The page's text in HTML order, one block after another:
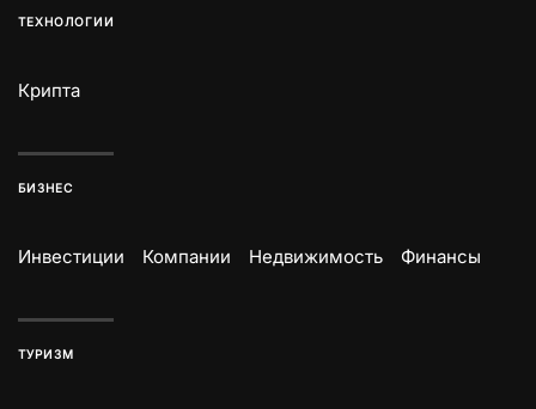
ТЕХНОЛОГИИ
Крипта
БИЗНЕС
Инвестиции Компании Недвижимость Финансы
ТУРИЗМ